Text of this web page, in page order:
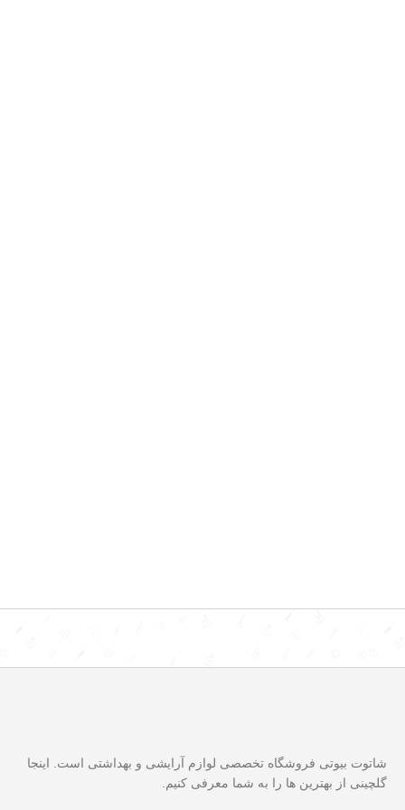
شاتوت بیوتی فروشگاه تخصصی لوازم آرایشی و بهداشتی است. اینجا
گلچینی از بهترین ها را به شما معرفی کنیم.